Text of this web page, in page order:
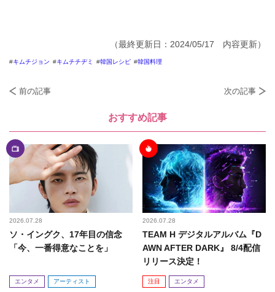
（最終更新日：2024/05/17 内容更新）
キムチジョン キムチチヂミ 韓国レシピ 韓国料理
前の記事 次の記事
おすすめ記事
2026.07.28
ソ・イングク、17年目の信念
「今、一番得意なことを」
エンタメ アーティスト
2026.07.28
TEAM H デジタルアルバム『D
AWN AFTER DARK』 8/4配信
リリース決定！
注目 エンタメ